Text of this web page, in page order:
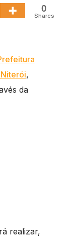
0
Shares
,
da
realizar,